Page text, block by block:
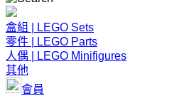
盒組 | LEGO Sets
零件 | LEGO Parts
人偶 | LEGO Minifigures
其他
會員